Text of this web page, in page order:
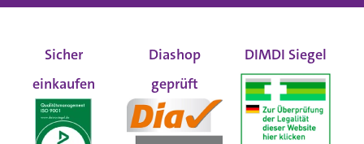
Sicher
einkaufen
Diashop
geprüft
DIMDI Siegel